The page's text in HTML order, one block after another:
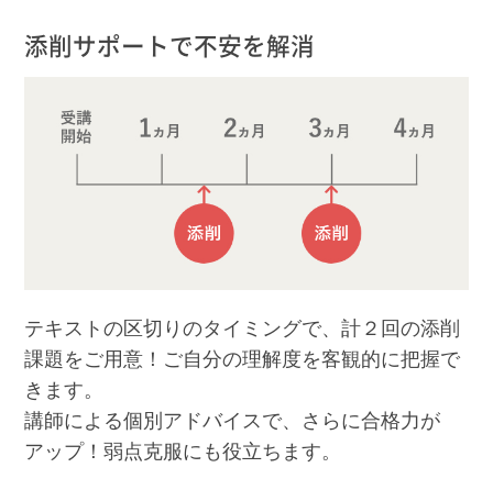
添削サポートで不安を解消
テキストの区切りのタイミングで、計２回の添削
課題をご用意！ご自分の理解度を客観的に把握で
きます。
講師による個別アドバイスで、さらに合格力が
アップ！弱点克服にも役立ちます。